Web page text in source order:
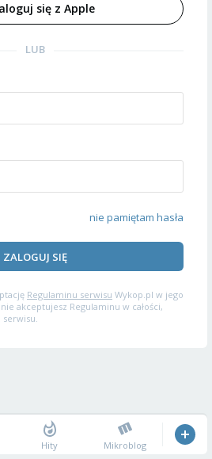
się z Apple
LUB
nie pamiętam hasła
ZALOGUJ SIĘ
Regulaminu serwisu Wykop.pl w jego
akceptujesz Regulaminu w całości,
Hity Mikroblog